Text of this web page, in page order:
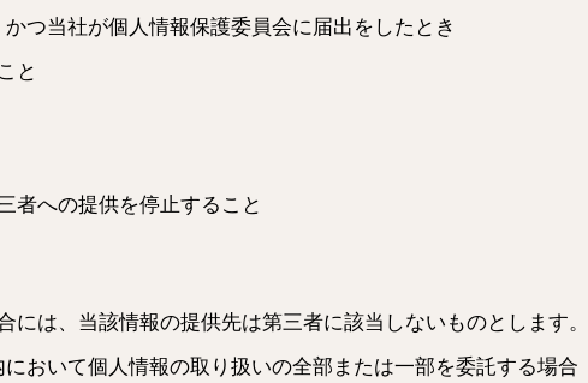
つ当社が個人情報保護委員会に届出をしたとき
と
者への提供を停止すること
は、当該情報の提供先は第三者に該当しないものとします。
おいて個人情報の取り扱いの全部または一部を委託する場合